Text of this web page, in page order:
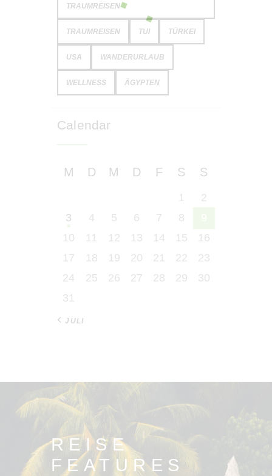
TRAUMREISEN
TRAUMREISEN TUI TÜRKEI
USA WANDERURLAUB
WELLNESS ÄGYPTEN
Calendar
M D M D F S S
1
2
3
4 5 6 7 8
10
11 12 13 14 15
16
17
18 19 20 21 22
23
24
25 26 27 28 29
30
31
« JULI
REISE
FEATURES